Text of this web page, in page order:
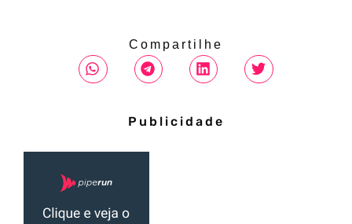
Compartilhe
Publicidade